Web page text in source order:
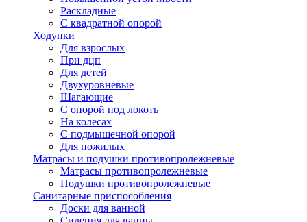
Раскладные
С квадратной опорой
Ходунки
Для взрослых
При дцп
Для детей
Двухуровневые
Шагающие
С опорой под локоть
На колесах
С подмышечной опорой
Для пожилых
Матрасы и подушки противопролежневые
Матрасы противопролежневые
Подушки противопролежневые
Санитарные приспособления
Доски для ванной